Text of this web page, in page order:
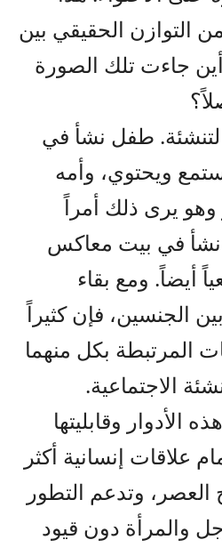
التوازن الحقيقي بين
جاءت تلك الصورة
طفل نشأ في
ويحتوي، وأمه
وهو يرى ذلك أمراً
نشأ في بيت معاكس
أيضاً. ومع بقاء
الجنسين، فإن كثيراً
المرتبطة بكل منهما
الاجتماعية.
الأدوار وقابليتها
علاقات إنسانية أكثر
وتدعم التطور
والمرأة دون قيود